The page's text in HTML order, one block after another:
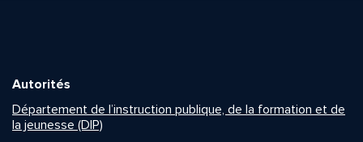
Autorités
Département de l’instruction publique, de la formation et de
la jeunesse (DIP)